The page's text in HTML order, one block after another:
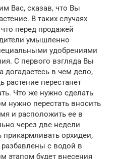
Вас, сказав, что Вы
В таких случаях
перед продажей
умышленно
удобрениями
С первого взгляда Вы
догадаетесь в чем дело,
перестанет
Что же нужно сделать
нужно перестать вносить
и расположить ее в
через две недели
орхидеи,
с водой в
этапом будет внесения